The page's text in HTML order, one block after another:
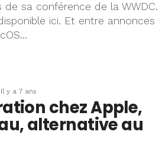
de sa conférence de la WWDC.
ici. Et entre annonces
Il y a 7 ans
chez Apple,
alternative au